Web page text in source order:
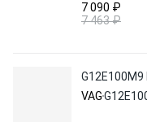
7 090 ₽
7 463 ₽
VAG